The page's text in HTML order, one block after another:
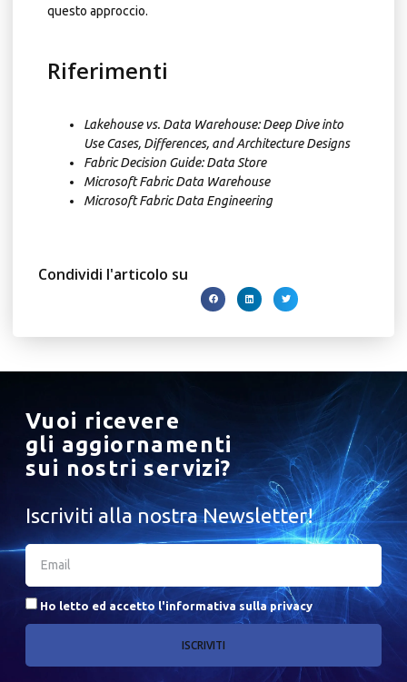
questo approccio.
Riferimenti
Lakehouse vs. Data Warehouse: Deep Dive into
Use Cases, Differences, and Architecture Designs
Fabric Decision Guide: Data Store
Microsoft Fabric Data Warehouse
Microsoft Fabric Data Engineering
Condividi l'articolo su
Vuoi ricevere
gli aggiornamenti
sui nostri servizi?
Iscriviti alla nostra Newsletter!
Ho letto ed accetto l'informativa sulla privacy
ISCRIVITI